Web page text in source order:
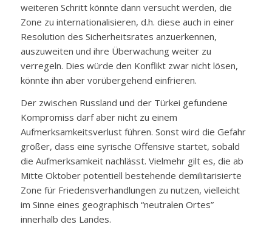
weiteren Schritt könnte dann versucht werden, die
Zone zu internationalisieren, d.h. diese auch in einer
Resolution des Sicherheitsrates anzuerkennen,
auszuweiten und ihre Überwachung weiter zu
verregeln. Dies würde den Konflikt zwar nicht lösen,
könnte ihn aber vorübergehend einfrieren.
Der zwischen Russland und der Türkei gefundene
Kompromiss darf aber nicht zu einem
Aufmerksamkeitsverlust führen. Sonst wird die Gefahr
größer, dass eine syrische Offensive startet, sobald
die Aufmerksamkeit nachlässt. Vielmehr gilt es, die ab
Mitte Oktober potentiell bestehende demilitarisierte
Zone für Friedensverhandlungen zu nutzen, vielleicht
im Sinne eines geographisch “neutralen Ortes”
innerhalb des Landes.